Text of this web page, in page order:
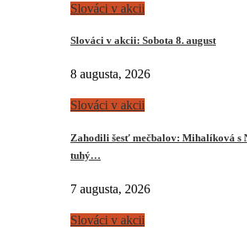
Slováci v akcii
Slováci v akcii: Sobota 8. august
8 augusta, 2026
Slováci v akcii
Zahodili šesť mečbalov: Mihalíková s
tuhý…
7 augusta, 2026
Slováci v akcii